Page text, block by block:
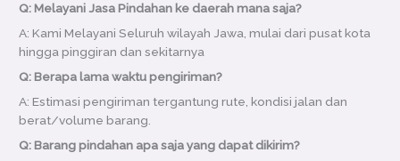
Q: Melayani Jasa Pindahan ke daerah mana saja?
A: Kami Melayani Seluruh wilayah Jawa, mulai dari pusat kota
hingga pinggiran dan sekitarnya
Q: Berapa lama waktu pengiriman?
A: Estimasi pengiriman tergantung rute, kondisi jalan dan
berat/volume barang.
Q: Barang pindahan apa saja yang dapat dikirim?